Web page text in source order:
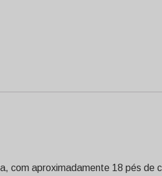
com aproximadamente 18 pés